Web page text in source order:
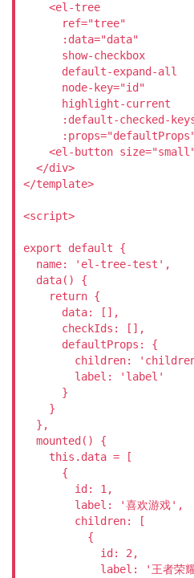
    <el-tree
      ref="tree"
      :data="data"
      show-checkbox
      default-expand-all
      node-key="id"
      highlight-current
:default-checked-
<el-button
  </div>
</template>
<script>
export default {
  name: 'el-tree-test',
  data() {
    return {
      data: [],
      checkIds: [],
      defaultProps: {
children:
        label: 'label'
      }
    }
  },
  mounted() {
    this.data = [
      {
        id: 1,
        label: '喜欢游戏',
        children: [
          {
            id: 2,
label: '王者荣